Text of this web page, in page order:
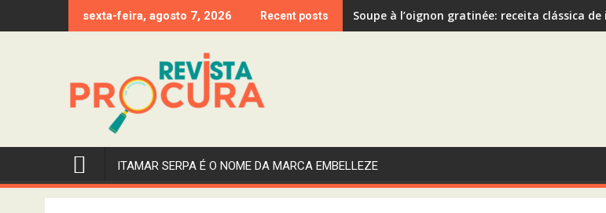
to
sexta-feira, agosto 7, 2026 Recent posts Soupe à l’oignon gratinée: receita clássica
Sopa de Abóbora com Gengibre: A Escolha
ITAMAR SERPA É O NOME DA MARCA EMBELLEZE